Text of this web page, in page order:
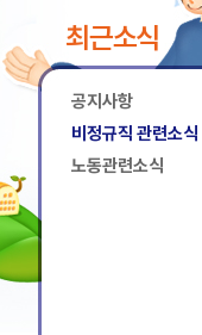
최근소식
공지사항
비정규직 관련소식
노동관련소식